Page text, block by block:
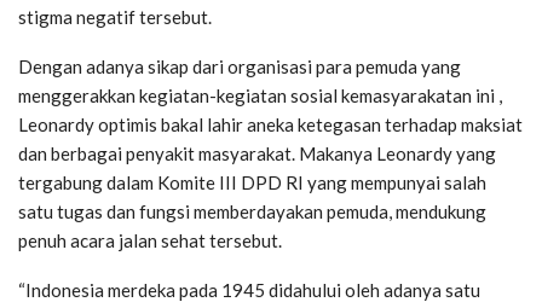
stigma negatif tersebut.
Dengan adanya sikap dari organisasi para pemuda yang
menggerakkan kegiatan-kegiatan sosial kemasyarakatan ini ,
Leonardy optimis bakal lahir aneka ketegasan terhadap maksiat
dan berbagai penyakit masyarakat. Makanya Leonardy yang
tergabung dalam Komite III DPD RI yang mempunyai salah
satu tugas dan fungsi memberdayakan pemuda, mendukung
penuh acara jalan sehat tersebut.
“Indonesia merdeka pada 1945 didahului oleh adanya satu